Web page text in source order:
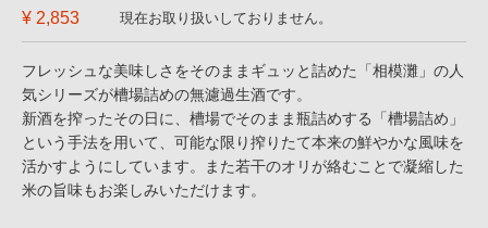
¥ 2,853
現在お取り扱いしておりません。
フレッシュな美味しさをそのままギュッと詰めた「相模灘」の人
気シリーズが槽場詰めの無濾過生酒です。
新酒を搾ったその日に、槽場でそのまま瓶詰めする「槽場詰め」
という手法を用いて、可能な限り搾りたて本来の鮮やかな風味を
活かすようにしています。また若干のオリが絡むことで凝縮した
米の旨味もお楽しみいただけます。